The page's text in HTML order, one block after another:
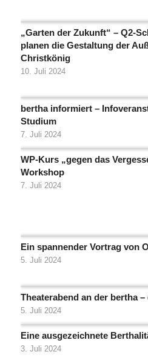
„Garten der Zukunft“ – Q2-
planen die Gestaltung der
Christkönig
10. Juli 2024
bertha informiert –
Studium
7. Juli 2024
WP-Kurs „gegen das
Workshop
7. Juli 2024
Ein spannender Vortrag von
5. Juli 2024
Theaterabend an der bertha
5. Juli 2024
Eine ausgezeichnete
3. Juli 2024